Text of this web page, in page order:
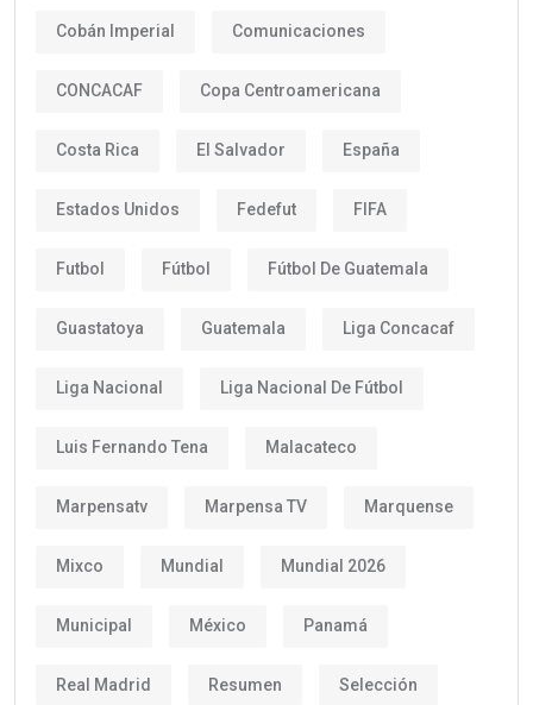
Cobán Imperial Comunicaciones
CONCACAF Copa Centroamericana
Costa Rica El Salvador España
Estados Unidos Fedefut FIFA
Futbol Fútbol Fútbol De Guatemala
Guastatoya Guatemala Liga Concacaf
Liga Nacional Liga Nacional De Fútbol
Luis Fernando Tena Malacateco
Marpensatv Marpensa TV Marquense
Mixco Mundial Mundial 2026
Municipal México Panamá
Real Madrid Resumen Selección